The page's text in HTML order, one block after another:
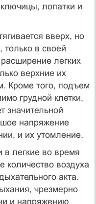
лопатки и
вверх, но
только в своей
легких
верхние их
Кроме того, подъем
грудной клетки,
значительной
напряжение
и их утомление.
в легкие во время
количество воздуха
акта.
чрезмерно
и напряжению